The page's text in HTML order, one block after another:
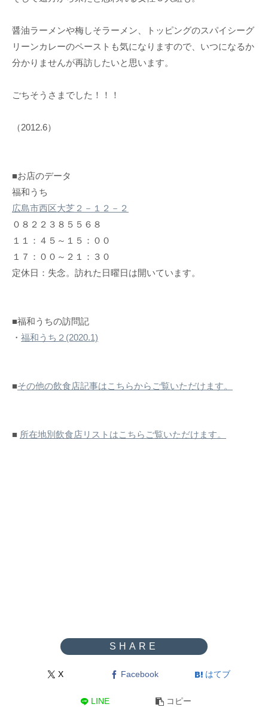
醤油ラーメンや梅しそラーメン、トッピングのスパイシーグ
リーンカレーのペーストも気になりますので、いつになるか
分かりませんが再訪したいと思います。
ごちそうさまでした！！！
（2012.6）
■お店のデータ
福和うち
広島市西区大芝２－１２－２
０８２２３８５５６８
１１：４５～１５：００
１７：００～２１：３０
定休日：失念。訪れた日曜日は開いています。
■福和うちの訪問記
・ 福和うち２(2020.1)
■その他の飲食店記事はこちらからご覧いただけます。
■ 所在地別飲食店リストはこちらご覧いただけます。
X Facebook はてブ
LINE コピー